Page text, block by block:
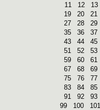
11
12 13
19
20 21
27
28 29
35
36 37
43
44 45
51
52 53
59
60 61
67
68 69
75
76 77
83
84 85
91
92 93
99
100 101